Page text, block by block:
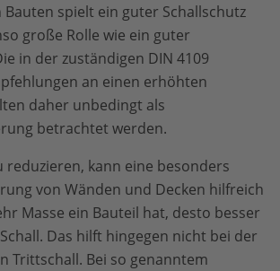
spielt ein guter Schallschutz
große Rolle wie ein guter
in der zuständigen DIN 4109
an einen erhöhten
daher unbedingt als
betrachtet werden.
reduzieren, kann eine besonders
von Wänden und Decken hilfreich
Masse ein Bauteil hat, desto besser
Das hilft hingegen nicht bei der
Trittschall. Bei so genanntem